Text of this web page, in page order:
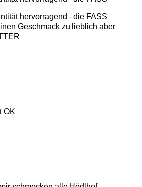
hervorragend - die FASS
Geschmack zu lieblich aber
Sternen
OK
Sternen